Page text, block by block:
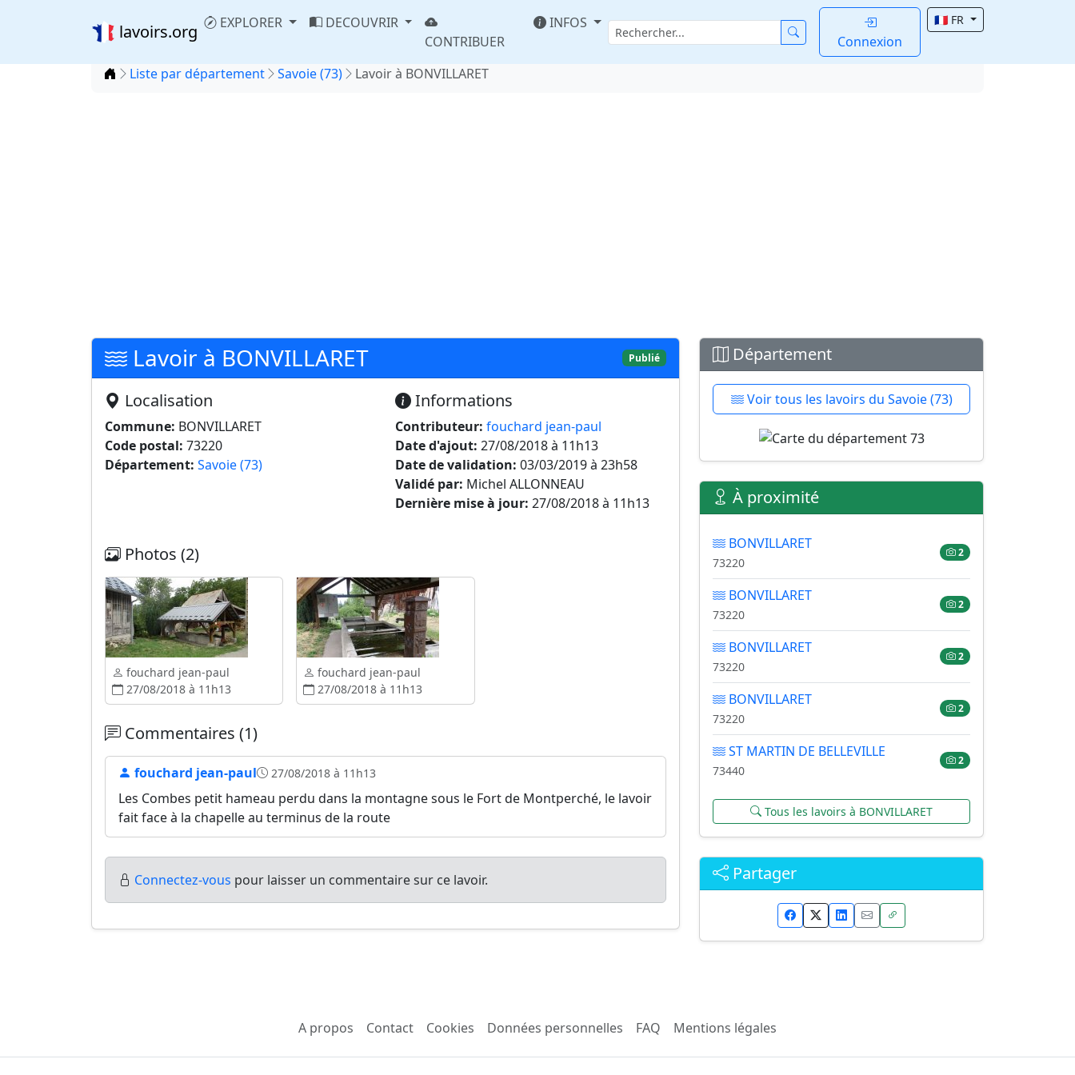
lavoirs.org EXPLORER
DECOUVRIR
CONTRIBUER
INFOS
Connexion
🇫🇷 FR
Accueil
Liste par département Savoie (73) Lavoir à BONVILLARET
Lavoir à BONVILLARET Publié
Localisation
Commune: BONVILLARET
Code postal: 73220
Département: Savoie (73)
Informations
Contributeur: fouchard jean-paul
Date d'ajout: 27/08/2018 à 11h13
Date de validation: 03/03/2019 à 23h58
Validé par: Michel ALLONNEAU
Dernière mise à jour: 27/08/2018 à 11h13
Photos (2)
fouchard jean-paul
27/08/2018 à 11h13
fouchard jean-paul
27/08/2018 à 11h13
Commentaires (1)
fouchard jean-paul 27/08/2018 à 11h13
Les Combes petit hameau perdu dans la montagne sous le Fort de Montperché, le lavoir
fait face à la chapelle au terminus de la route
Connectez-vous pour laisser un commentaire sur ce lavoir.
Département
Voir tous les lavoirs du Savoie (73)
À proximité
BONVILLARET
73220
2
BONVILLARET
73220
2
BONVILLARET
73220
2
BONVILLARET
73220
2
ST MARTIN DE BELLEVILLE
73440
2
Tous les lavoirs à BONVILLARET
Partager
A propos Contact Cookies Données personnelles FAQ Mentions légales